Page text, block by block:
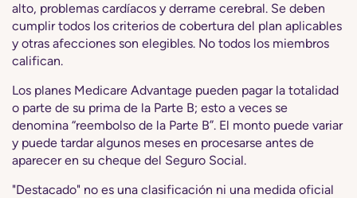
alto, problemas cardíacos y derrame cerebral. Se deben
cumplir todos los criterios de cobertura del plan aplicables
y otras afecciones son elegibles. No todos los miembros
califican.
Los planes Medicare Advantage pueden pagar la totalidad
o parte de su prima de la Parte B; esto a veces se
denomina “reembolso de la Parte B”. El monto puede variar
y puede tardar algunos meses en procesarse antes de
aparecer en su cheque del Seguro Social.
"Destacado" no es una clasificación ni una medida oficial